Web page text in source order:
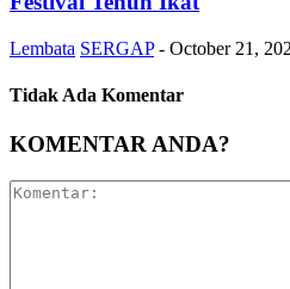
Lembata SERGAP - October 21,
Tidak Ada Komentar
KOMENTAR ANDA?